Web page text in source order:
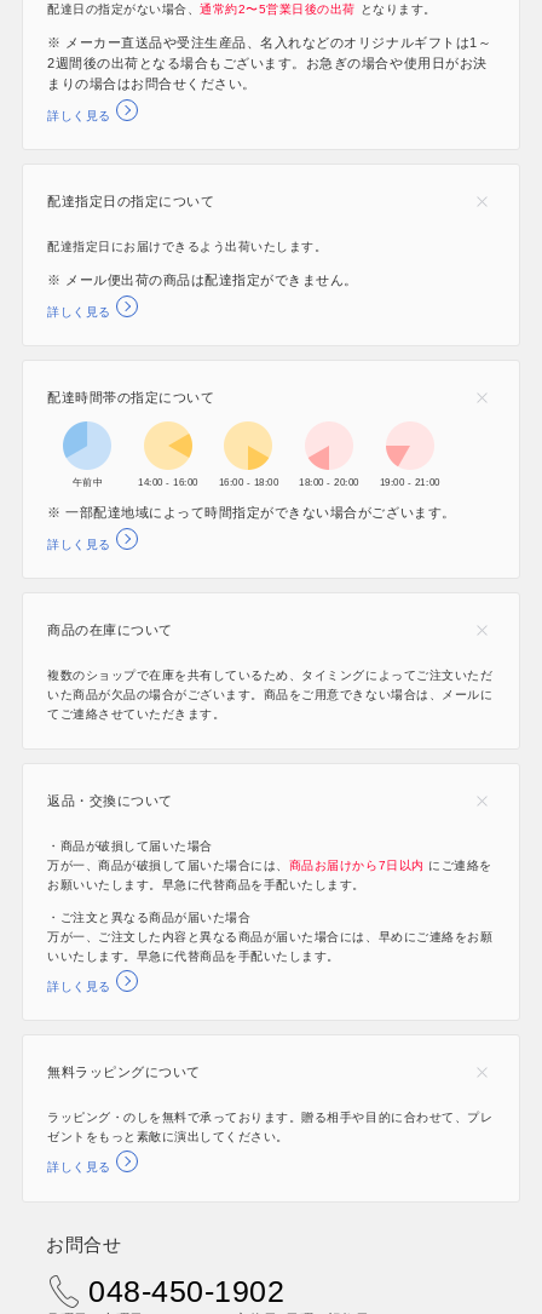
配達日の指定がない場合、通常約2〜5営業日後の出荷 となります。
※ メーカー直送品や受注生産品、名入れなどのオリジナルギフトは1～
2週間後の出荷となる場合もございます。お急ぎの場合や使用日がお決
まりの場合はお問合せください。
詳しく見る
配達指定日の指定について
配達指定日にお届けできるよう出荷いたします。
※ メール便出荷の商品は配達指定ができません。
詳しく見る
配達時間帯の指定について
午前中 14:00 - 16:00 16:00 - 18:00 18:00 - 20:00 19:00 - 21:00
※ 一部配達地域によって時間指定ができない場合がございます。
詳しく見る
商品の在庫について
複数のショップで在庫を共有しているため、タイミングによってご注文いただ
いた商品が欠品の場合がございます。商品をご用意できない場合は、メールに
てご連絡させていただきます。
返品・交換について
・商品が破損して届いた場合
万が一、商品が破損して届いた場合には、 商品お届けから7日以内 にご連絡を
お願いいたします。早急に代替商品を手配いたします。
・ご注文と異なる商品が届いた場合
万が一、ご注文した内容と異なる商品が届いた場合には、早めにご連絡をお願
いいたします。早急に代替商品を手配いたします。
詳しく見る
無料ラッピングについて
ラッピング・のしを無料で承っております。贈る相手や目的に合わせて、プレ
ゼントをもっと素敵に演出してください。
詳しく見る
お問合せ
048-450-1902